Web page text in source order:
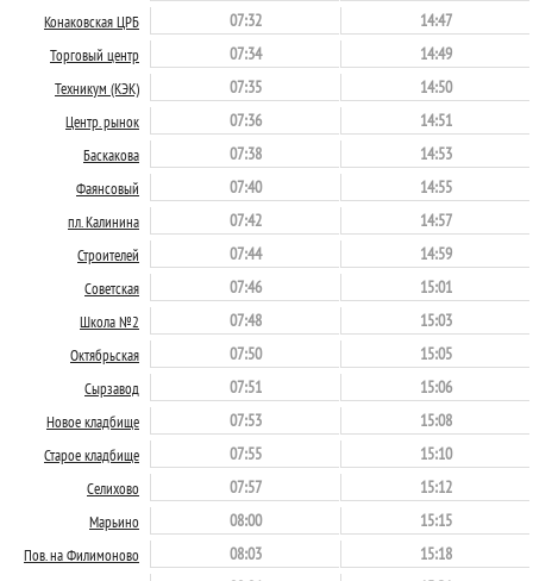
Конаковская ЦРБ 07:32 14:47
Торговый центр 07:34 14:49
Техникум (КЭК) 07:35 14:50
Центр. рынок 07:36 14:51
Баскакова 07:38 14:53
Фаянсовый 07:40 14:55
пл. Калинина 07:42 14:57
Строителей 07:44 14:59
Советская 07:46 15:01
Школа №2 07:48 15:03
Октябрьская 07:50 15:05
Сырзавод 07:51 15:06
Новое кладбище 07:53 15:08
Старое кладбище 07:55 15:10
Селихово 07:57 15:12
Марьино 08:00 15:15
Пов. на Филимоново 08:03 15:18